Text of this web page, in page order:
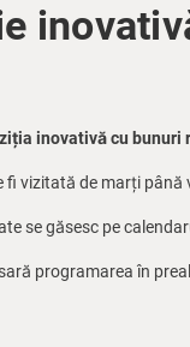
inovativă cu
vizitată de marți până
se găsesc pe
programarea în